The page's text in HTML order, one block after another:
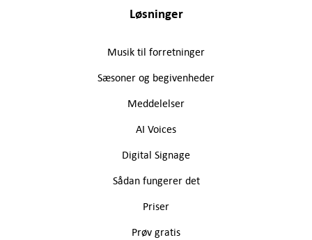
Løsninger
Musik til forretninger
Sæsoner og begivenheder
Meddelelser
AI Voices
Digital Signage
Sådan fungerer det
Priser
Prøv gratis